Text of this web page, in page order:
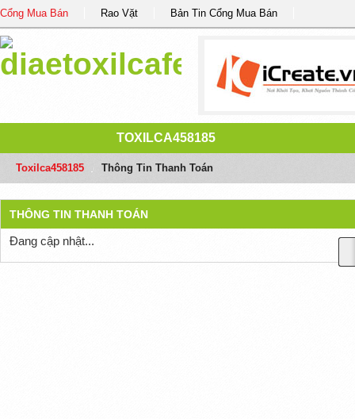
Cổng Mua Bán Rao Vặt Bản Tin Cổng Mua Bán
TOXILCA458185
Toxilca458185 Thông Tin Thanh Toán
THÔNG TIN THANH TOÁN
Đang cập nhật...